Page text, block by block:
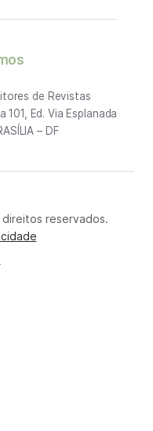
de Revistas
101, Ed. Via Esplanada
– DF
reservados.